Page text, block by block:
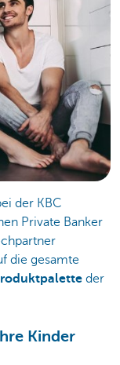
der KBC
Private Banker
die gesamte
der
Kinder